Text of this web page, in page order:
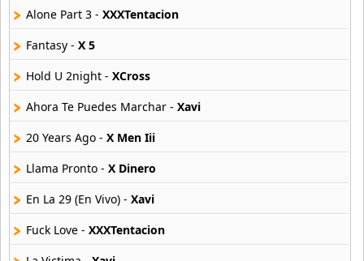
136 músicas online
Xuxa
25 músicas online
23 músicas online
XXXTentacion
54 músicas online
Xzibit
8 músicas online
Alone Part 3 - XXXTentacion
Fantasy - X 5
Hold U 2night - XCross
Ahora Te Puedes Marchar - Xavi
20 Years Ago - X Men Iii
Llama Pronto - X Dinero
En La 29 (En Vivo) - Xavi
Fuck Love - XXXTentacion